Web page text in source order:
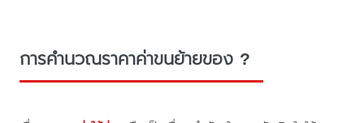
การคำนวณราคาค่าขนย้ายของ ?